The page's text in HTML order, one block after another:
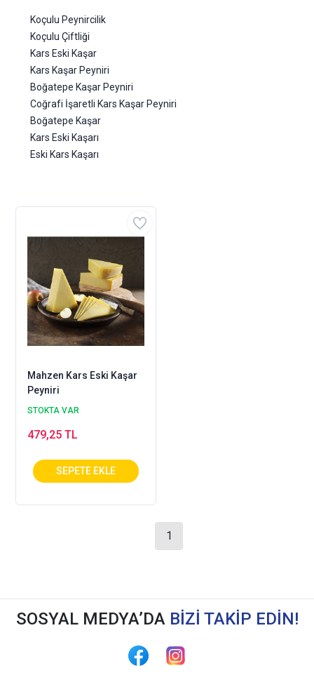
Koçulu Peynircilik
Koçulu Çiftliği
Kars Eski Kaşar
Kars Kaşar Peyniri
Boğatepe Kaşar Peyniri
Coğrafi İşaretli Kars Kaşar Peyniri
Boğatepe Kaşar
Kars Eski Kaşarı
Eski Kars Kaşarı
Mahzen Kars Eski Kaşar
Peyniri
STOKTA VAR
479,25 TL
1
SOSYAL MEDYA’DA BİZİ TAKİP EDİN!